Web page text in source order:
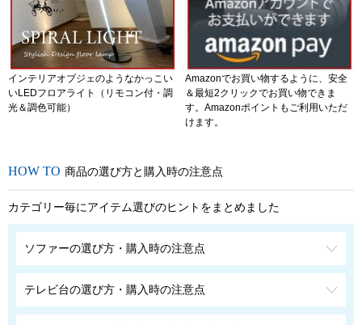
インテリアオブジェのようなかっこい
いLEDフロアライト（リモコン付・調
光＆調色可能）
Amazonでお買い物するように、安全
＆最短2クリックでお買い物できま
す。Amazonポイントもご利用いただ
けます。
商品の選び方と購入時の注意点
カテゴリー毎にアイテム選びのヒントをまとめました
ソファーの選び方・購入時の注意点
テレビ台の選び方・購入時の注意点